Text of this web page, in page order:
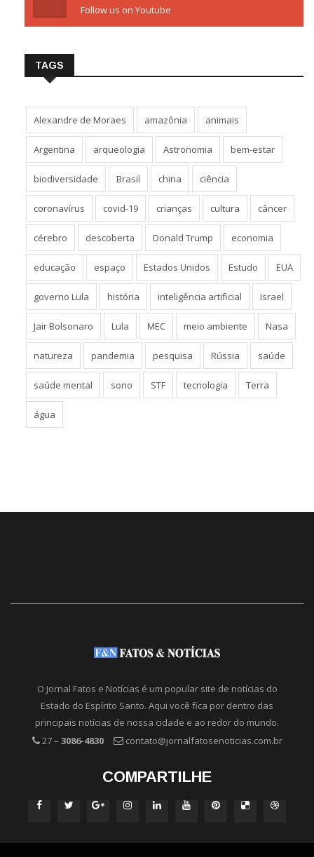
Follow us on Youtube
TAGS
Alexandre de Moraes amazônia animais
Argentina arqueologia Astronomia bem-estar
biodiversidade Brasil china ciência
coronavírus covid-19 crianças cultura câncer
cérebro descoberta Donald Trump economia
educação espaço Estados Unidos Estudo EUA
governo Lula história inteligência artificial Israel
Jair Bolsonaro Lula MEC meio ambiente Nasa
natureza pandemia pesquisa Rússia saúde
saúde mental sono STF tecnologia Terra
água
O Jornal Fatos e Notícias é um popular site de notícias do
Estado do Espírito Santo. Aqui você fica por dentro das
principais notícias de nossa cidade e ao redor do mundo.
27 – 3086-4830 contato@jornalfatosenoticias.com.br
COMPARTILHE